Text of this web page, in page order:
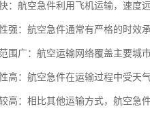
：航空急件利用飞机运输，速度
强：航空急件通常有严格的时效
围广：航空运输网络覆盖主要城
高：航空急件在运输过程中受天
高：相比其他运输方式，航空急